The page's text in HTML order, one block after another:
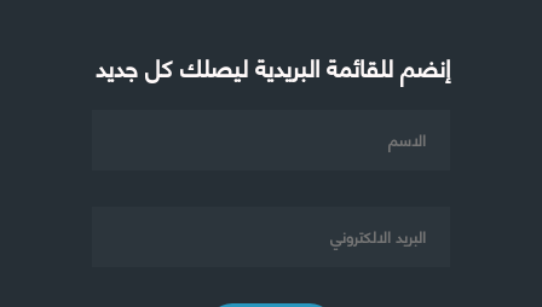
إنضم للقائمة البريدية ليصلك كل جديد